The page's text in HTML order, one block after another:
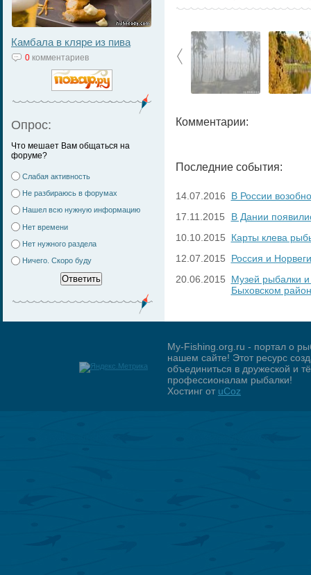
Камбала в кляре из пива
0 комментариев
Опрос:
Что мешает Вам общаться на
форуме?
Слабая активность
Не разбираюсь в форумах
Нашел всю нужную информацию
Нет времени
Нет нужного раздела
Ничего. Скоро буду
Комментарии:
Последние события:
14.07.2016
В России
17.11.2015
В Дании
10.10.2015
Карты клева
12.07.2015
Россия и
20.06.2015
Музей рыбалки
Быховском
My-Fishing.org.ru - портал о
нашем сайте! Этот ресурс
объединиться в дружеской и
профессионалам рыбалки!
Хостинг от uCoz